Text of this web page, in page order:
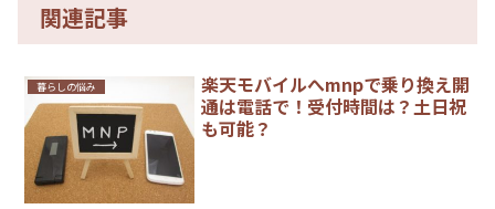
関連記事
暮らしの悩み
楽天モバイルへmnpで乗り換え開
通は電話で！受付時間は？土日祝
も可能？